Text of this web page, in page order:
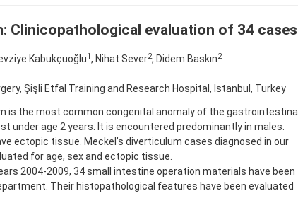
Clinicopathological evaluation of 34 cases
Kabukçuoğlu1, Nihat Sever2, Didem Baskın2
Şişli Etfal Training and Research Hospital, Istanbul, Turkey
is the most common congenital anomaly of the gastrointestinal
under age 2 years. It is encountered predominantly in males.
ectopic tissue. Meckel’s diverticulum cases diagnosed in our
for age, sex and ectopic tissue.
2004-2009, 34 small intestine operation materials have been
Their histopathological features have been evaluated